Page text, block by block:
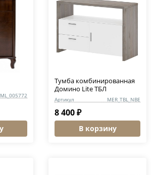
ML_005772
Тумба комбинированная
Домино Lite ТБЛ
Артикул MER_TBL_NBE
8 400 ₽
В корзину